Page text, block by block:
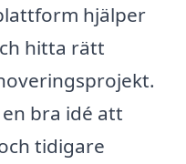
hjälper
hitta rätt
bra idé att
tidigare